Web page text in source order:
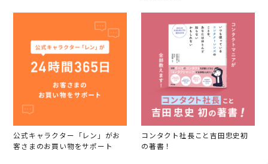
公式キャラクター「レン」がお
客さまのお買い物をサポート
コンタクト社長こと吉田忠史初
の著書！